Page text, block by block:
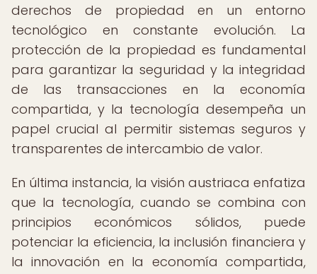
derechos de propiedad en un entorno
tecnológico en constante evolución. La
protección de la propiedad es fundamental
para garantizar la seguridad y la integridad
de las transacciones en la economía
compartida, y la tecnología desempeña un
papel crucial al permitir sistemas seguros y
transparentes de intercambio de valor.
En última instancia, la visión austriaca enfatiza
que la tecnología, cuando se combina con
principios económicos sólidos, puede
potenciar la eficiencia, la inclusión financiera y
la innovación en la economía compartida,